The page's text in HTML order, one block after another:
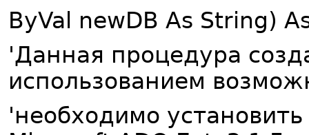
ByVal newDB As String)
'Данная процедура
использованием
'необходимо